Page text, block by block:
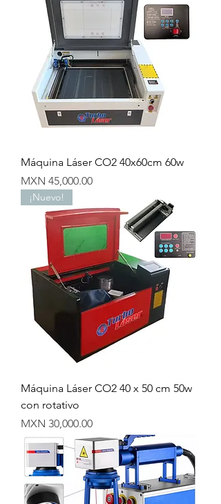
Máquina Láser CO2 40x60cm 60w
Precio
MXN 45,000.00
¡Nuevo!
Máquina Láser CO2 40 x 50 cm 50w
con rotativo
Precio
MXN 30,000.00